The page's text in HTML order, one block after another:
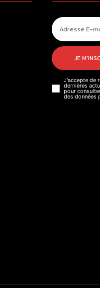
JE
J'accepte de
dernières
pour
des données